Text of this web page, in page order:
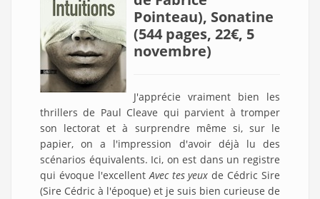
Pointeau), Sonatine
(544 pages, 22€, 5
novembre)
J'apprécie vraiment bien les
thrillers de Paul Cleave qui parvient à tromper
son lectorat et à surprendre même si, sur le
papier, on a l'impression d'avoir déjà lu des
scénarios équivalents. Ici, on est dans un registre
qui évoque l'excellentAvec tes yeux de Cédric Sire
(Sire Cédric à l'époque) et je suis bien curieuse de